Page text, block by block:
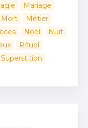
Mariage
Mort
Métier
Noël
Nuit
Rituel
Superstition